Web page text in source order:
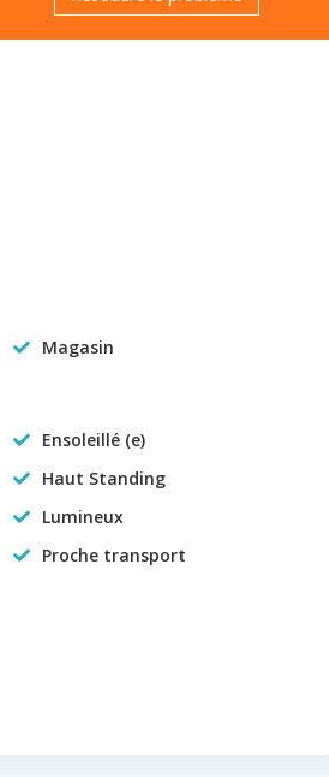
Magasin
Ensoleillé (e)
Haut Standing
Lumineux
Proche transport